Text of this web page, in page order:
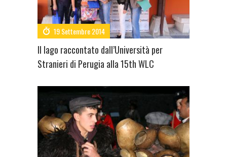
19 Settembre 2014
Il lago raccontato dall’Università per
Stranieri di Perugia alla 15th WLC